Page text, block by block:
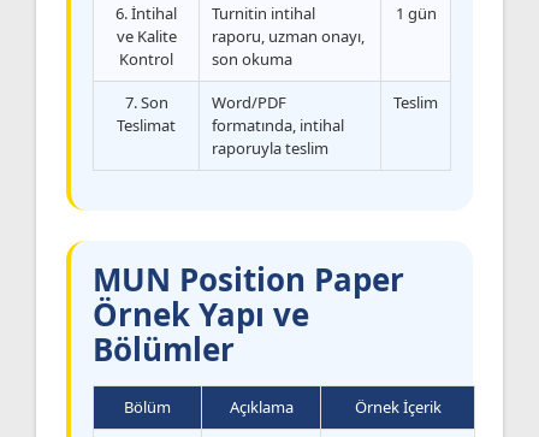
6. İntihal
ve Kalite
Kontrol
Turnitin intihal
raporu, uzman onayı,
son okuma
1 gün
7. Son
Teslimat
Word/PDF
formatında, intihal
raporuyla teslim
Teslim
MUN Position Paper
Örnek Yapı ve
Bölümler
Bölüm Açıklama
Örnek İçerik